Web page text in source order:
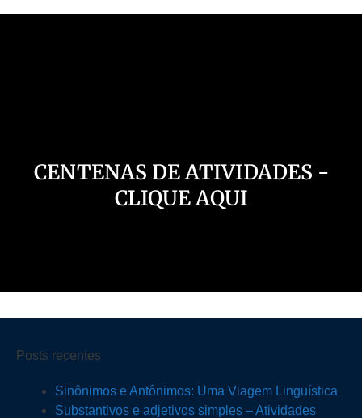
CENTENAS DE ATIVIDADES -
CLIQUE AQUI
Posts recentes
Sinônimos e Antônimos: Uma Viagem Linguística
Substantivos e adjetivos simples – Atividades